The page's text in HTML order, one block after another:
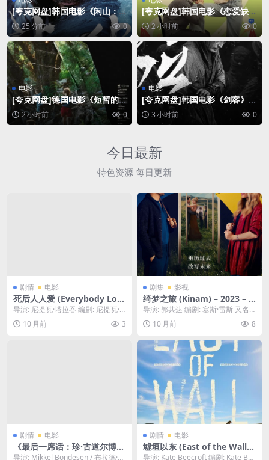
[夸克网盘]韩国电影《闲山：龙
的出现》（2022）剧情 / 动
作 / 历史 / 战争 豆瓣6.3
25 分前 0
[夸克网盘]韩国电影《恋爱缺席
的罗曼史》（2021）爱情 豆瓣
6.82 小时前 0
电影
[夸克网盘]德国电影《短暂的夏
天》（2025）剧情
2 小时前 0
电影
[夸克网盘]韩国电影《剑客》）
2020 动作 豆瓣6.1
3 小时前 0
今日最新
特色资源 每日更新
剧情 电影
死后人人爱 (Everybody Lov
es Me When I’m Dead) – 20
25 – – 夸克网盘/百度网盘免费
下载🎤一两名银行职员设法从
导演: 尼提瓦·塔拉吞 编剧: 尼提瓦·
塔拉吞 资源下载：死后人人爱下载
阿里云盘...
10 月前 3
剧集 影视
绮梦之旅 (Kinam) – 2023 – /
奇幻 – 夸克网盘/百度网盘/迅
雷网盘免费下载🦋两个陌生人
穿过时空之门，踏上了一场大
旅🦋｜ MX
导演: 郭共达 编剧: 塞斯·雷斯 又名:
白日梦接梦(港) / 奇幻导航(台)...
10 月前 8
剧情 电影
《最后一席话：珍·古道尔博
士》 – 2025 – 惊悚 – 夸克网
导演: Mikkel Bondesen / 布拉德·法
剧情 电影
墟垣以东 (East of the Wall)
– 2021 – 动画/短片 – 夸克网
导演: Kate Beecroft 编剧: Kate Be